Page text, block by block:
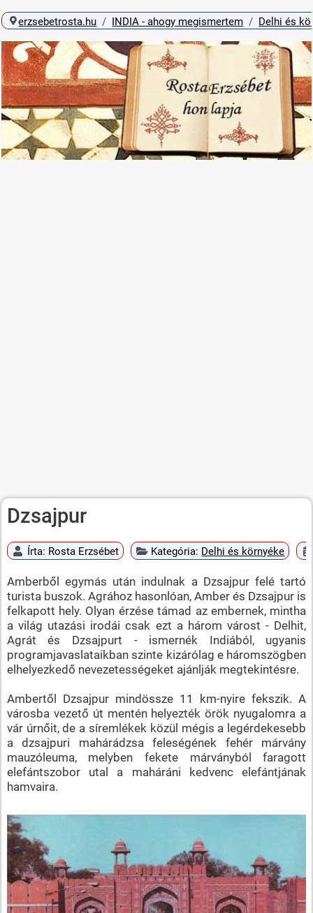
erzsebetrosta.hu INDIA - ahogy megismertem Delhi és
Dzsajpur
Írta: Rosta Erzsébet Kategória: Delhi és környéke
Amberből egymás után indulnak a Dzsajpur felé tartó
turista buszok. Agrához hasonlóan, Amber és Dzsajpur is
felkapott hely. Olyan érzése támad az embernek, mintha
a világ utazási irodái csak ezt a három várost - Delhit,
Agrát és Dzsajpurt - ismernék Indiából, ugyanis
programjavaslataikban szinte kizárólag e háromszögben
elhelyezkedő nevezetességeket ajánlják megtekintésre.
Ambertől Dzsajpur mindössze 11 km-nyire fekszik. A
városba vezető út mentén helyezték örök nyugalomra a
vár úrnőit, de a síremlékek közül mégis a legérdekesebb
a dzsajpuri mahárádzsa feleségének fehér márvány
mauzóleuma, melyben fekete márványból faragott
elefántszobor utal a maháráni kedvenc elefántjának
hamvaira.